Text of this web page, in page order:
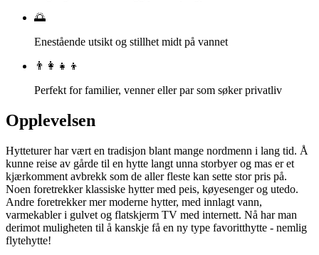
🌅
Enestående utsikt og stillhet midt på vannet
👨‍👩‍👧‍👦
Perfekt for familier, venner eller par som søker privatliv
Opplevelsen
Hytteturer har vært en tradisjon blant mange nordmenn i lang tid. Å
kunne reise av gårde til en hytte langt unna storbyer og mas er et
kjærkomment avbrekk som de aller fleste kan sette stor pris på.
Noen foretrekker klassiske hytter med peis, køyesenger og utedo.
Andre foretrekker mer moderne hytter, med innlagt vann,
varmekabler i gulvet og flatskjerm TV med internett. Nå har man
derimot muligheten til å kanskje få en ny type favoritthytte - nemlig
flytehytte!